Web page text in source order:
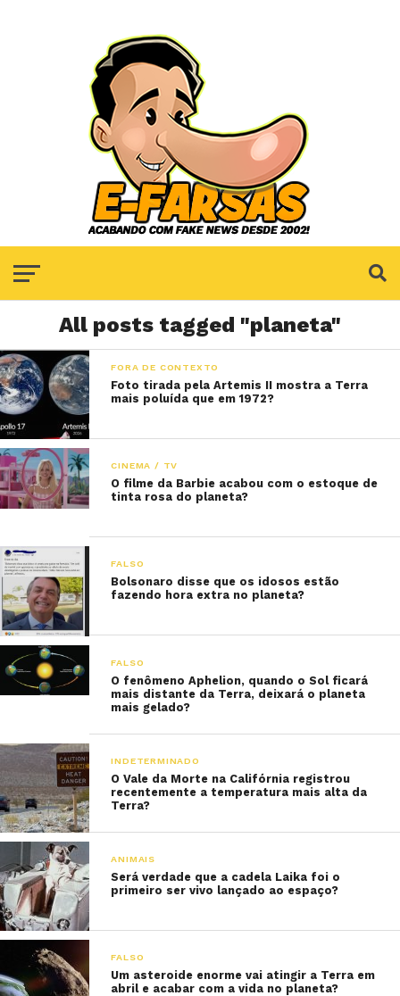
All posts tagged "planeta"
FORA DE CONTEXTO
Foto tirada pela Artemis II mostra a Terra
mais poluída que em 1972?
CINEMA / TV
O filme da Barbie acabou com o estoque de
tinta rosa do planeta?
FALSO
Bolsonaro disse que os idosos estão
fazendo hora extra no planeta?
FALSO
O fenômeno Aphelion, quando o Sol ficará
mais distante da Terra, deixará o planeta
mais gelado?
INDETERMINADO
O Vale da Morte na Califórnia registrou
recentemente a temperatura mais alta da
Terra?
ANIMAIS
Será verdade que a cadela Laika foi o
primeiro ser vivo lançado ao espaço?
FALSO
Um asteroide enorme vai atingir a Terra em
abril e acabar com a vida no planeta?